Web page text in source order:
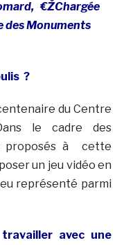
€ŽChargée
des Monuments
?
du Centre
le cadre des
proposés à cette
un jeu vidéo en
représenté parmi
avec une